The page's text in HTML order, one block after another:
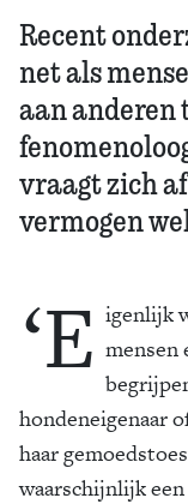
Recent
net als
aan anderen
vraagt zich
vermogen
‘E igenlijk
mensen
hondeneigenaar
haar
waarschijnlijk